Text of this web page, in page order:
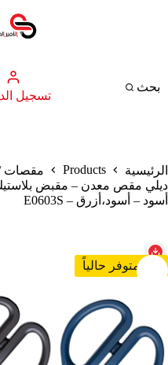
بحث
تسجيل
الرئيسية Products
مقصات
أسود – أسود،أزرق – E0603S
غير متوفر حالياً